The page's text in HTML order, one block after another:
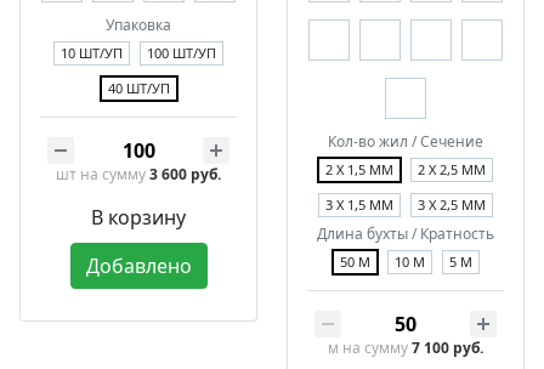
Упаковка
10 ШТ/УП
100 ШТ/УП
40 ШТ/УП
шт на сумму3 600 руб.
В корзину
Добавлено
Кол-во жил / Сечение
2 Х 1,5 ММ
2 Х 2,5 ММ
3 Х 1,5 ММ
3 Х 2,5 ММ
Длина бухты / Кратность
50 М 10 М 5 М
м на сумму7 100 руб.